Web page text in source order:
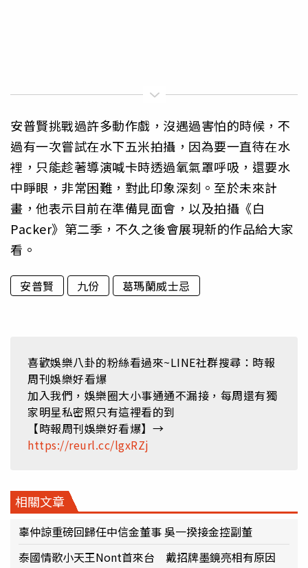
安普賢挑戰過許多動作戲，沒遇過害怕的時候，不
過有一次嘗試在水下五米拍攝，因為要一直待在水
裡，只能趁著導演喊卡時透過氧氣罩呼吸，還要水
中睜眼，非常困難，對此印象深刻。至於未來計
畫，他表示目前在準備見面會，以及拍攝《白
Packer》第二季，不久之後會展現新的作品給大家
看。
安普賢 九份 葛瑪蘭威士忌
喜歡娛樂八卦的粉絲看過來~LINE社群搜尋：時報
周刊娛樂好看爆
加入我們，娛樂圈大小事通通不漏接，每周還有獨
家明星私密照只有這裡看的到
【時報周刊娛樂好看爆】→
https://reurl.cc/lgxRZj
相關文章
辜仲諒重磅回歸任中信金董事 吳一揆接金控副董
泰國情歌小天王Nont首來台 戴招牌墨鏡亮相有原因